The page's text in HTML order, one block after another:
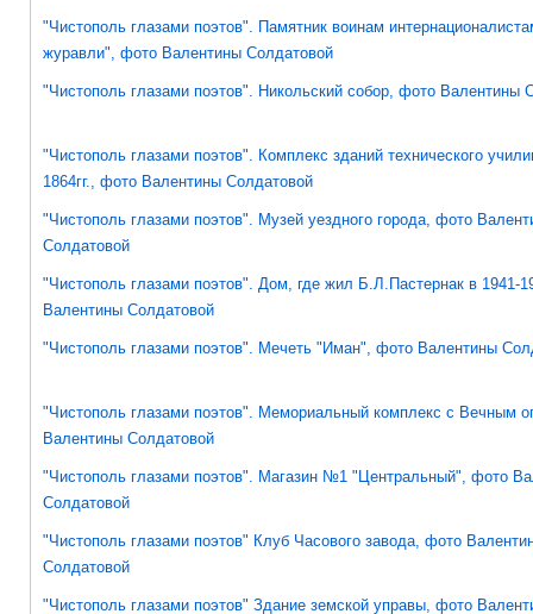
"Чистополь глазами поэтов". Памятник воинам
журавли", фото Валентины Солдатовой
"Чистополь глазами поэтов". Никольский собор, фото Валентины
"Чистополь глазами поэтов". Комплекс зданий технического
1864гг., фото Валентины Солдатовой
"Чистополь глазами поэтов". Музей уездного города, фото
Солдатовой
"Чистополь глазами поэтов". Дом, где жил Б.Л.Пастернак в 1941-
Валентины Солдатовой
"Чистополь глазами поэтов". Мечеть "Иман", фото Валентины
"Чистополь глазами поэтов". Мемориальный комплекс с Вечным
Валентины Солдатовой
"Чистополь глазами поэтов". Магазин №1 "Центральный", фото
Солдатовой
"Чистополь глазами поэтов" Клуб Часового завода, фото
Солдатовой
"Чистополь глазами поэтов" Здание земской управы, фото